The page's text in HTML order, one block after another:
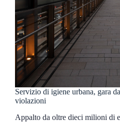
Servizio di igiene urbana, gara
violazioni
Appalto da oltre dieci milioni di